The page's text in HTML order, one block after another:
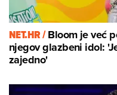
NET.HR /Bloom je već
njegov glazbeni idol:
zajedno'